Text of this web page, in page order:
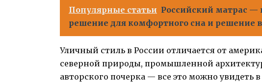
Популярные статьи Российский матрас —
решение для комфортного сна и решение
Уличный стиль в России отличается от
северной природы, промышленной
авторского почерка — все это можно увидеть